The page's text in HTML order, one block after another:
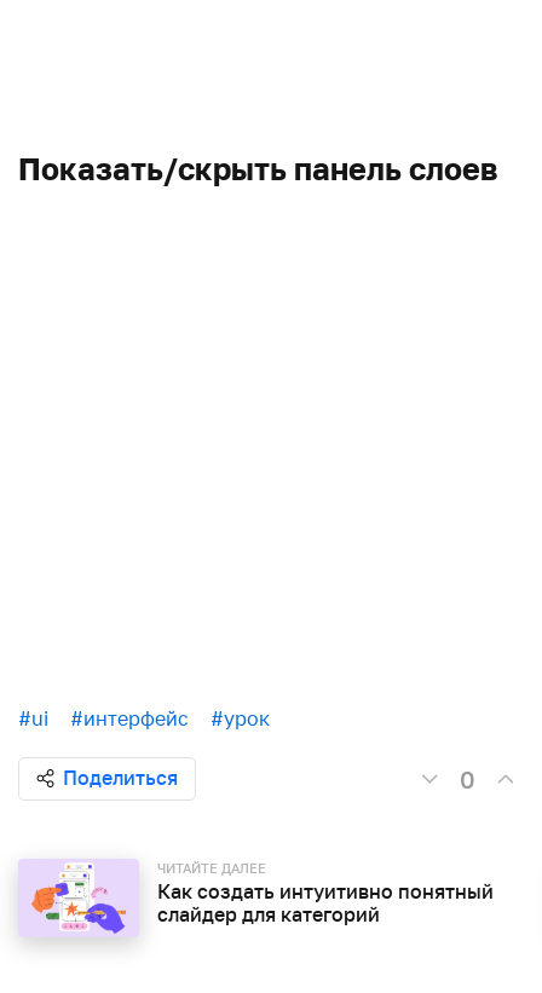
Показать/скрыть панель слоев
#ui #интерфейс #урок
Поделиться 0
ЧИТАЙТЕ ДАЛЕЕ
Как создать интуитивно понятный
слайдер для категорий